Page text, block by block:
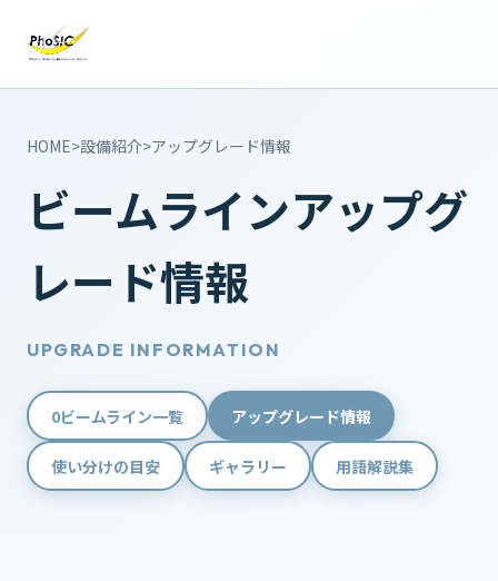
HOME>設備紹介>アップグレード情報
ビームラインアップグ
レード情報
UPGRADE INFORMATION
0ビームライン一覧 アップグレード情報
使い分けの目安 ギャラリー 用語解説集